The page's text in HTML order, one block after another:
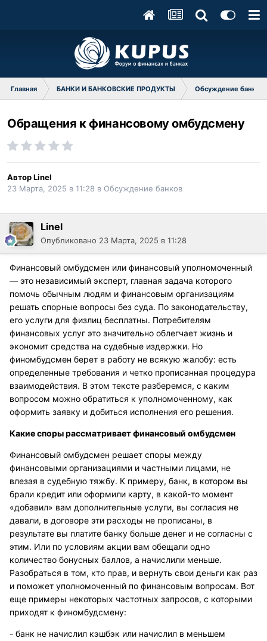
Главная БАНКИ И БАНКОВСКИЕ ПРОДУКТЫ Обсуждение банков
Обращения к финансовому омбудсмену
АвторLinel
23 Марта, 2025 в 11:28 в Обсуждение банков
Linel
Опубликовано 23 Марта, 2025 в 11:28
Финансовый омбудсмен или финансовый уполномоченный
— это независимый эксперт, главная задача которого
помочь обычным людям и финансовым организациям
решать спорные вопросы без суда. По законодательству,
его услуги для физлиц бесплатны. Потребителям
финансовых услуг это значительно облегчает жизнь и
экономит средства на судебные издержки. Но
финомбудсмен берет в работу не всякую жалобу: есть
определенные требования и четко прописанная процедура
взаимодействия. В этом тексте разберемся, с каким
вопросом можно обратиться к уполномоченному, как
оформить заявку и добиться исполнения его решения.
Какие споры рассматривает финансовый омбудсмен
Финансовый омбудсмен решает споры между
финансовыми организациями и частными лицами, не
влезая в судебную тяжбу. К примеру, банк, в котором вы
брали кредит или оформили карту, в какой-то момент
«добавил» вам дополнительные услуги, вы согласия не
давали, в договоре эти расходы не прописаны, в
результате вы платите банку больше денег и не согласны с
этим. Или по условиям акции вам обещали одно
количество бонусных баллов, а начислили меньше.
Разобраться в том, кто прав, и вернуть свои деньги как раз
и поможет уполномоченный по финансовым вопросам. Вот
еще примеры некоторых частотных запросов, с которыми
приходят к финомбудсмену:
- банк не начислил кэшбэк или начислил в меньшем